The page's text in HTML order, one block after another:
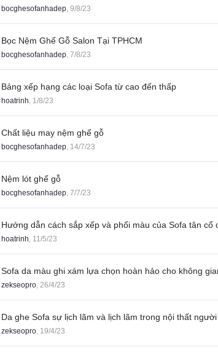
bocghesofanhadep, 9/8/23
Bọc Nệm Ghế Gỗ Salon Tại TPHCM
bocghesofanhadep, 7/8/23
Bảng xếp hạng các loại Sofa từ cao đến thấp
hoatrinh, 1/8/23
Chất liệu may nệm ghế gỗ
bocghesofanhadep, 14/7/23
Nệm lót ghế gỗ
bocghesofanhadep, 7/7/23
Hướng dẫn cách sắp xếp và phối màu của Sofa tân
hoatrinh, 11/5/23
Sofa da màu ghi xám lựa chọn hoàn hảo cho không
zekseopro, 26/4/23
Da ghe Sofa sự lịch lãm và lịch lãm trong nội thất
zekseopro, 19/4/23